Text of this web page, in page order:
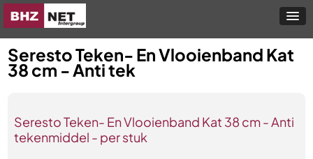
Seresto Teken- En Vlooienband Kat
38 cm - Anti tek
Seresto Teken- En Vlooienband Kat 38 cm - Anti
tekenmiddel - per stuk